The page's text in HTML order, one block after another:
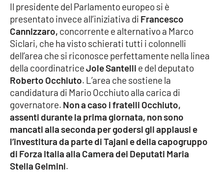
Parchi Marini Calabria
Leggendo Alvaro insieme
Imprese Di Calabria
Le perfidie di Antonella Grippo
Venti di comunicazione
STREAMING
Il presidente del Parlamento europeo si è
presentato invece all’iniziativa di Francesco
Cannizzaro, concorrente e alternativo a Marco
Siclari, che ha visto schierati tutti i colonnelli
dell’area che si riconosce perfettamente nella linea
della coordinatriceJole Santelli e del deputato
Roberto Occhiuto. L’area che sostiene la
candidatura di Mario Occhiuto alla carica di
governatore. Non a caso i fratelli Occhiuto,
assenti durante la prima giornata, non sono
mancati alla seconda per godersi gli applausi e
l’investitura da parte di Tajani e della capogruppo
di Forza Italia alla Camera dei Deputati Maria
Stella Gelmini.